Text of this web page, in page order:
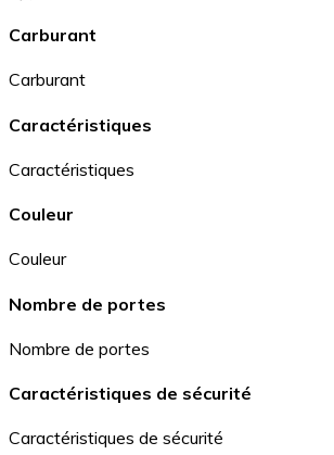
Carburant
Carburant
Caractéristiques
Caractéristiques
Couleur
Couleur
Nombre de portes
Nombre de portes
Caractéristiques de sécurité
Caractéristiques de sécurité